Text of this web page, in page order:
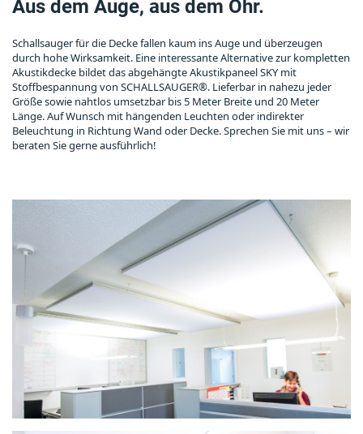
Aus dem Auge, aus dem Ohr.
Schallsauger für die Decke fallen kaum ins Auge und überzeugen
durch hohe Wirksamkeit. Eine interessante Alternative zur kompletten
Akustikdecke bildet das abgehängte Akustikpaneel SKY mit
Stoffbespannung von SCHALLSAUGER®. Lieferbar in nahezu jeder
Größe sowie nahtlos umsetzbar bis 5 Meter Breite und 20 Meter
Länge. Auf Wunsch mit hängenden Leuchten oder indirekter
Beleuchtung in Richtung Wand oder Decke. Sprechen Sie mit uns – wir
beraten Sie gerne ausführlich!